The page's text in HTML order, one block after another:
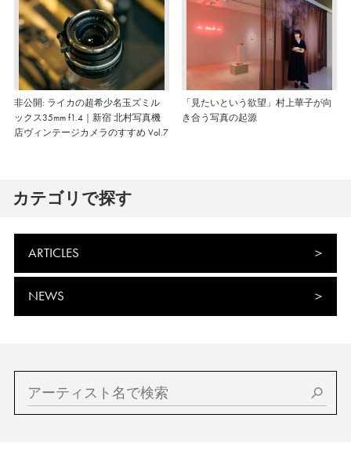
非公開: ライカの超希少名玉ズミル
ックス35mm f1.4｜新宿 北村写真機
店ヴィンテージカメラのすすめ Vol.7
「見たいという欲望」村上華子が向
き合う写真の起源
カテゴリで探す
ARTICLES
NEWS